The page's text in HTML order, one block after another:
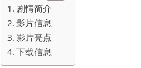
剧情简介
影片信息
影片亮点
下载信息